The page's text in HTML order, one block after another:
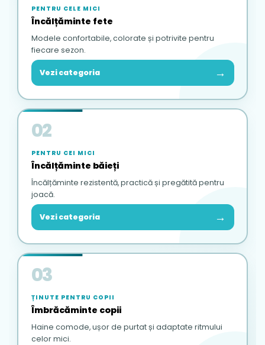
PENTRU CELE MICI
Încălțăminte fete
Modele confortabile, colorate și potrivite pentru
fiecare sezon.
Vezi categoria →
02
PENTRU CEI MICI
Încălțăminte băieți
Încălțăminte rezistentă, practică și pregătită pentru
joacă.
Vezi categoria →
03
ȚINUTE PENTRU COPII
Îmbrăcăminte copii
Haine comode, ușor de purtat și adaptate ritmului
celor mici.